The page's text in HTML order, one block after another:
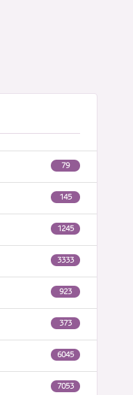
79
145
1245
3333
923
373
6045
7053